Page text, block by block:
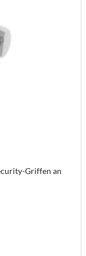
Griffen an